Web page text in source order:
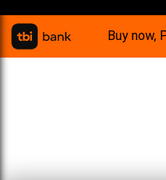
Buy now,